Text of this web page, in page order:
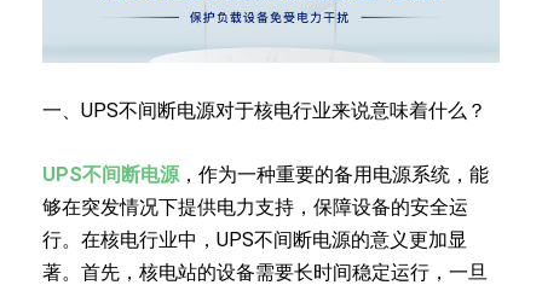
一、UPS不间断电源对于核电行业来说意味着什么？
UPS不间断电源，作为一种重要的备用电源系统，能
够在突发情况下提供电力支持，保障设备的安全运
行。在核电行业中，UPS不间断电源的意义更加显
著。首先，核电站的设备需要长时间稳定运行，一旦